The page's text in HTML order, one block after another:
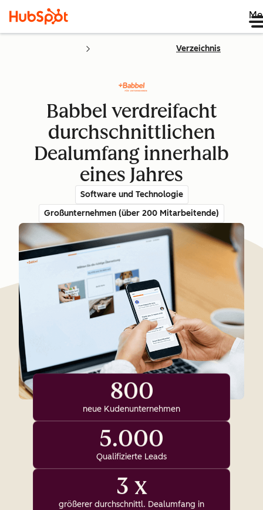
Verzeichnis
Babbel verdreifacht
durchschnittlichen
Dealumfang innerhalb
eines Jahres
Software und Technologie
Großunternehmen (über 200 Mitarbeitende)
800
neue Kudenunternehmen
5.000
Qualifizierte Leads
3 x
größerer durchschnittl. Dealumfang in